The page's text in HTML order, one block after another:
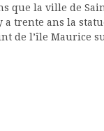
que la ville de
a trente ans la
de l’île Maurice